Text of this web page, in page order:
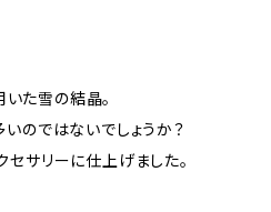
た雪の結晶。
のではないでしょうか？
サリーに仕上げました。